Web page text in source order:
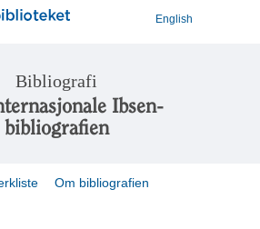
English
Bibliografi
Ibsen-
bibliografien
Om bibliografien